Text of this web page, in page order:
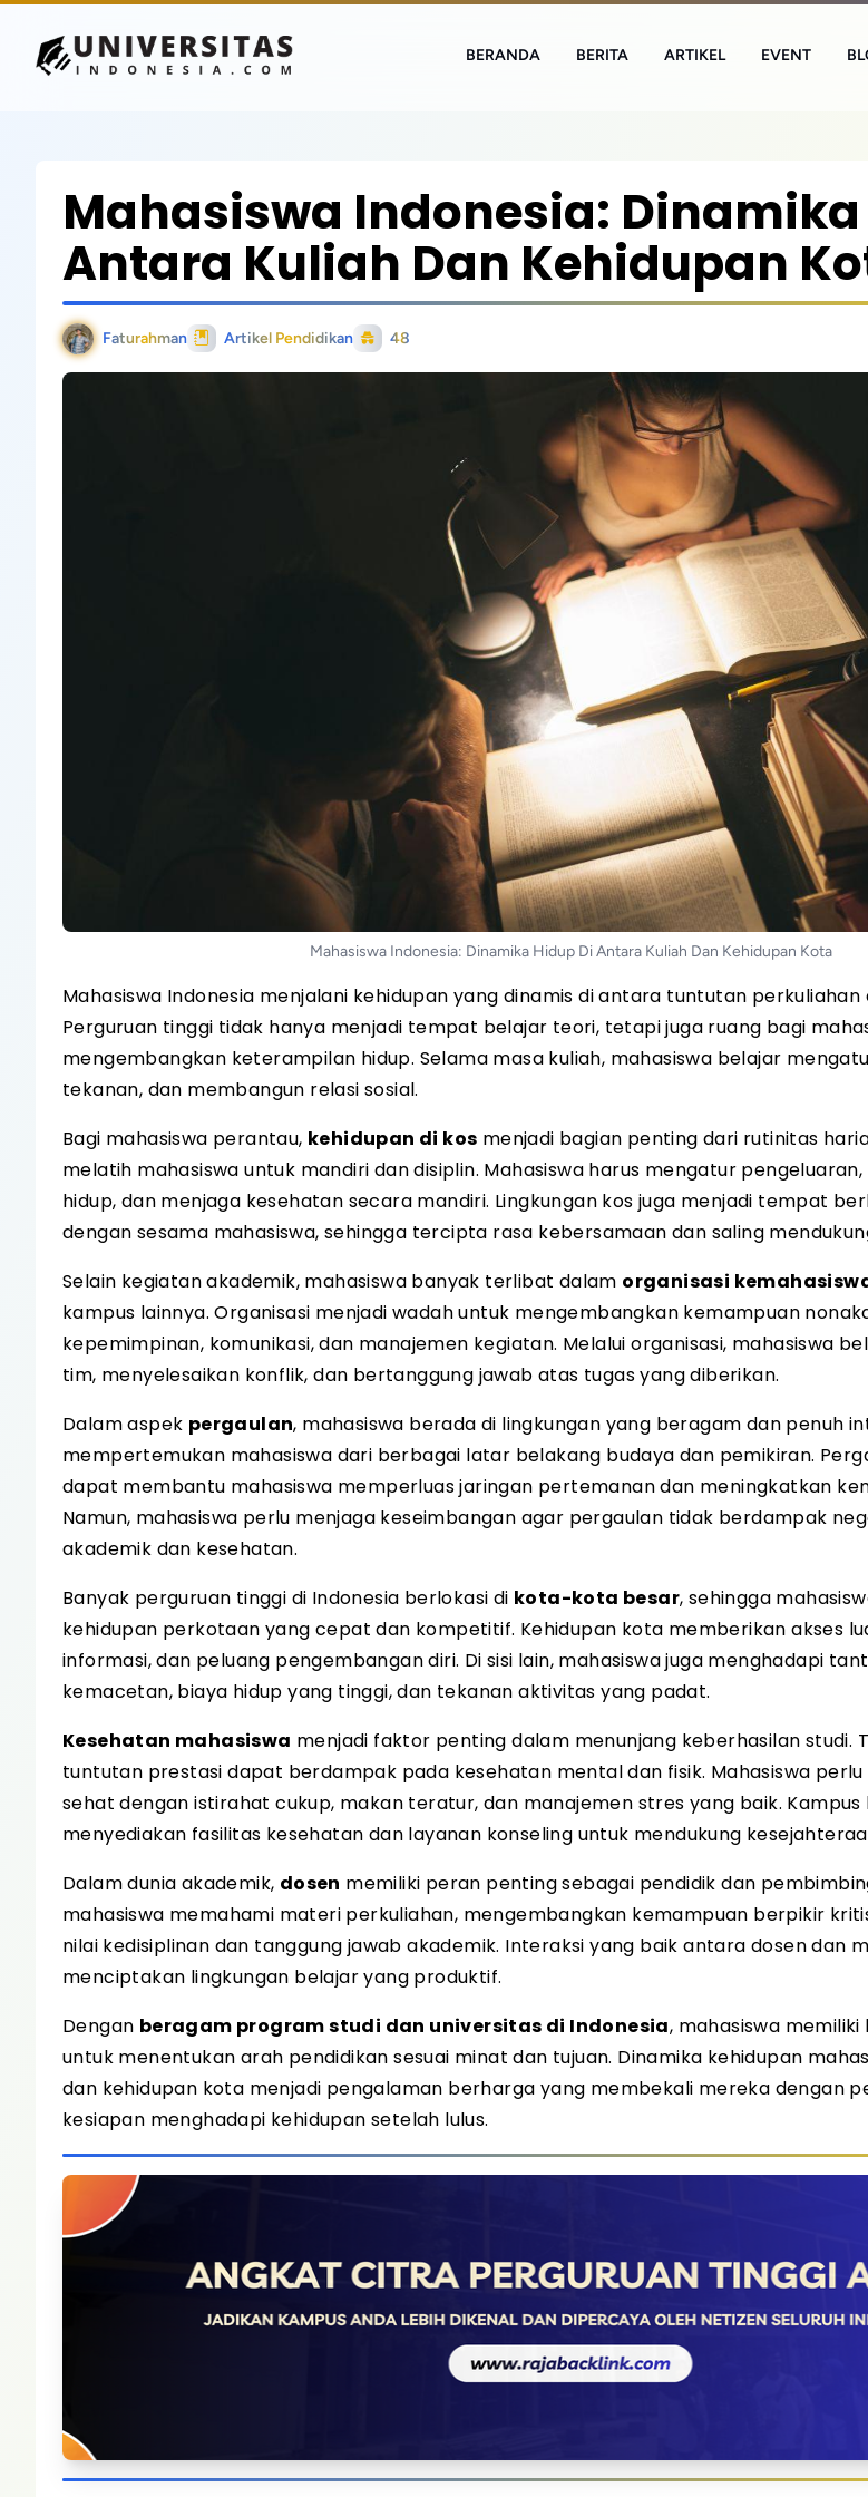
BERANDA BERITA ARTIKEL EVENT
Mahasiswa Indonesia: Dinamika
Antara Kuliah Dan Kehidupan
Faturahman Artikel Pendidikan 48
Mahasiswa Indonesia: Dinamika Hidup Di Antara Kuliah Dan Kehidupan Kota
Mahasiswa Indonesia menjalani kehidupan yang dinamis di antara tuntutan perkuliahan
Perguruan tinggi tidak hanya menjadi tempat belajar teori, tetapi juga ruang bagi
mengembangkan keterampilan hidup. Selama masa kuliah, mahasiswa belajar
tekanan, dan membangun relasi sosial.
Bagi mahasiswa perantau, kehidupan di kos menjadi bagian penting dari rutinitas
melatih mahasiswa untuk mandiri dan disiplin. Mahasiswa harus mengatur
hidup, dan menjaga kesehatan secara mandiri. Lingkungan kos juga menjadi tempat
dengan sesama mahasiswa, sehingga tercipta rasa kebersamaan dan saling
Selain kegiatan akademik, mahasiswa banyak terlibat dalam organisasi
kampus lainnya. Organisasi menjadi wadah untuk mengembangkan kemampuan
kepemimpinan, komunikasi, dan manajemen kegiatan. Melalui organisasi, mahasiswa
tim, menyelesaikan konflik, dan bertanggung jawab atas tugas yang diberikan.
Dalam aspek pergaulan, mahasiswa berada di lingkungan yang beragam dan penuh
mempertemukan mahasiswa dari berbagai latar belakang budaya dan pemikiran.
dapat membantu mahasiswa memperluas jaringan pertemanan dan meningkatkan
Namun, mahasiswa perlu menjaga keseimbangan agar pergaulan tidak berdampak
akademik dan kesehatan.
Banyak perguruan tinggi di Indonesia berlokasi di kota-kota besar, sehingga
kehidupan perkotaan yang cepat dan kompetitif. Kehidupan kota memberikan akses
informasi, dan peluang pengembangan diri. Di sisi lain, mahasiswa juga menghadapi
kemacetan, biaya hidup yang tinggi, dan tekanan aktivitas yang padat.
Kesehatan mahasiswa menjadi faktor penting dalam menunjang keberhasilan studi.
tuntutan prestasi dapat berdampak pada kesehatan mental dan fisik. Mahasiswa
sehat dengan istirahat cukup, makan teratur, dan manajemen stres yang baik.
menyediakan fasilitas kesehatan dan layanan konseling untuk mendukung
Dalam dunia akademik, dosen memiliki peran penting sebagai pendidik dan
mahasiswa memahami materi perkuliahan, mengembangkan kemampuan berpikir
nilai kedisiplinan dan tanggung jawab akademik. Interaksi yang baik antara dosen dan
menciptakan lingkungan belajar yang produktif.
Dengan beragam program studi dan universitas di Indonesia, mahasiswa
untuk menentukan arah pendidikan sesuai minat dan tujuan. Dinamika kehidupan
dan kehidupan kota menjadi pengalaman berharga yang membekali mereka dengan
kesiapan menghadapi kehidupan setelah lulus.